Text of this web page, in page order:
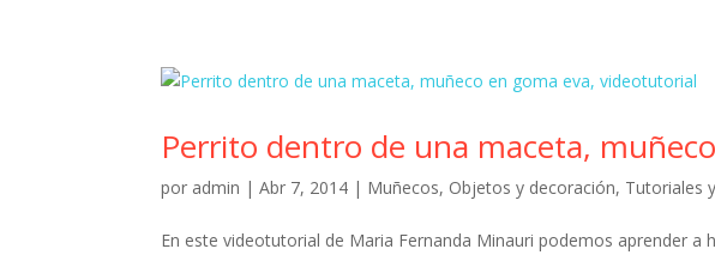
Perrito dentro de una maceta,
por admin |Abr 7, 2014 | Muñecos, Objetos y decoración, Tutoriales
En este videotutorial de Maria Fernanda Minauri podemos aprender